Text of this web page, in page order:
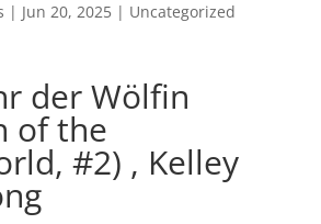
| Jun 20, 2025| Uncategorized
der Wölfin
of the
#2) , Kelley